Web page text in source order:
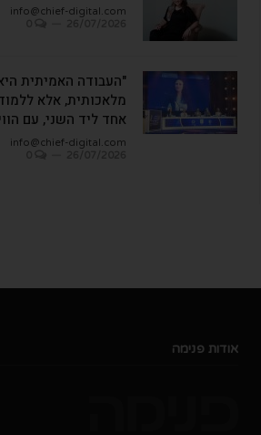
info@chief-digital.com
"העבודה האמיתית
מלאכותית, אלא
אחד ליד השני, עם
info@chief-digital.com
אודות פנימה